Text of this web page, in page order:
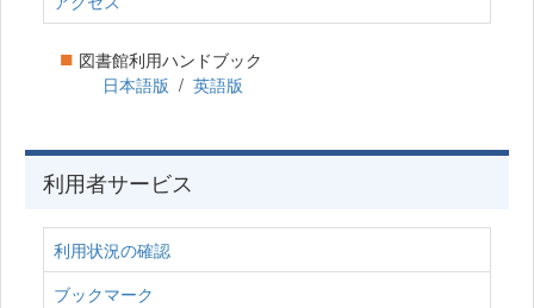
■ 図書館利用ハンドブック
日本語版 / 英語版
利用者サービス
利用状況の確認
ブックマーク